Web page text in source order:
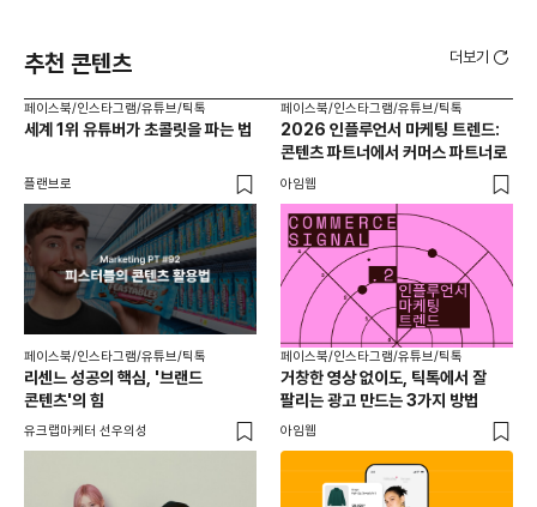
추천 콘텐츠 더보기
페이스북/인스타그램/유튜브/틱톡
세계 1위 유튜버가 초콜릿을 파는 법
플랜브로
페이스북/인스타그램/유튜브/틱톡
2026 인플루언서 마케팅 트렌드:
콘텐츠 파트너에서 커머스 파트너로
아임웹
페이스북/인스타그램/유튜브/틱톡
리센느 성공의 핵심, '브랜드
콘텐츠'의 힘
유크랩마케터 선우의성
페이스북/인스타그램/유튜브/틱톡
거창한 영상 없이도, 틱톡에서 잘
팔리는 광고 만드는 3가지 방법
아임웹